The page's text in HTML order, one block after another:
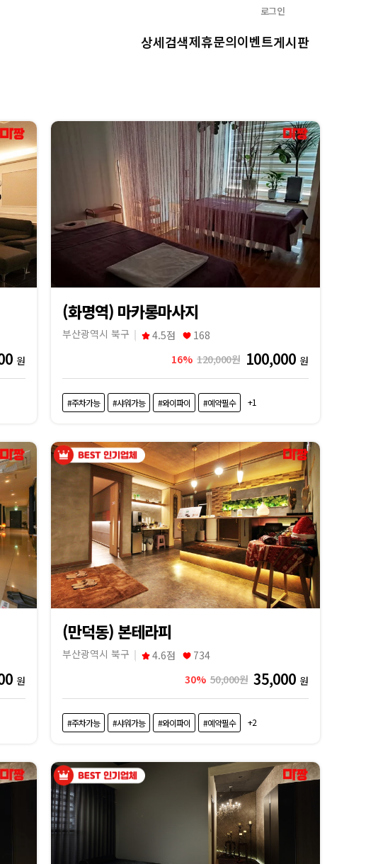
로그인
상세검색제휴문의이벤트게시판
원
(화명역) 마카롱마사지
부산광역시 북구 4.5점
168
16% 120,000원 100,000 원
#주차가능 #샤워가능 #와이파이 #예약필수 +1
원
(만덕동) 본테라피
부산광역시 북구 4.6점
734
30% 50,000원 35,000 원
#주차가능 #샤워가능 #와이파이 #예약필수 +2